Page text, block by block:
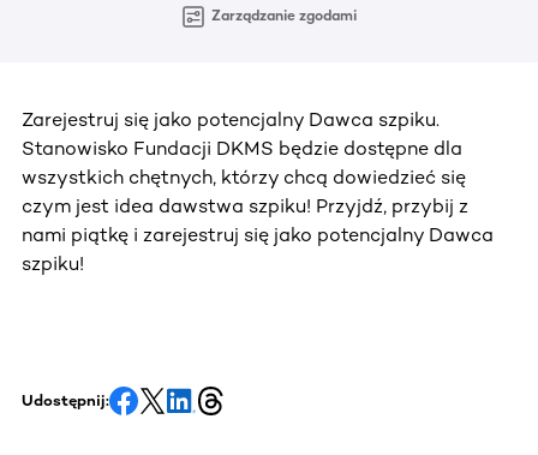
Zarządzanie zgodami
Zarejestruj się jako potencjalny Dawca szpiku.
Stanowisko Fundacji DKMS będzie dostępne dla
wszystkich chętnych, którzy chcą dowiedzieć się
czym jest idea dawstwa szpiku! Przyjdź, przybij z
nami piątkę i zarejestruj się jako potencjalny Dawca
szpiku!
Udostępnij: